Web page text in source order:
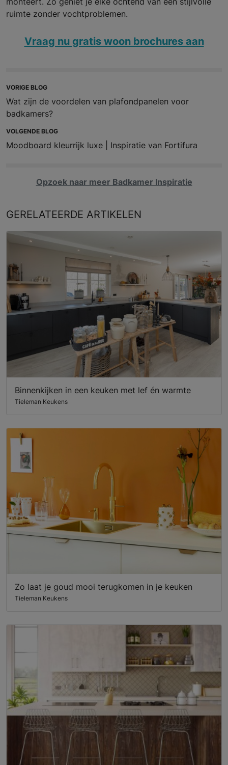
ruimte zonder vochtproblemen.
Vraag nu gratis woon brochures aan
VORIGE BLOG
Wat zijn de voordelen van plafondpanelen voor
badkamers?
VOLGENDE BLOG
Moodboard kleurrijk luxe | Inspiratie van Fortifura
Opzoek naar meer Badkamer Inspiratie
GERELATEERDE ARTIKELEN
Binnenkijken in een keuken met lef én warmte
Tieleman Keukens
Zo laat je goud mooi terugkomen in je keuken
Tieleman Keukens